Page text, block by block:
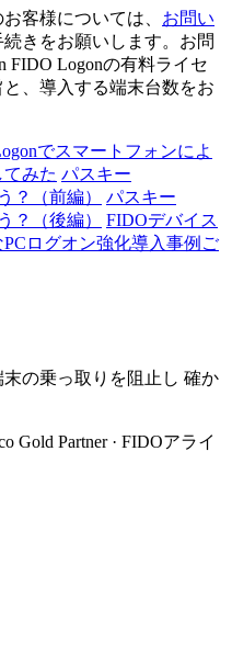
客様については、 お問い
続きをお願いします。​お問
FIDO Logonの有料ライセ
、導入する端末台数をお
でスマートフォンによ
みた パスキー
？（前編）
パスキー
？（後編）
FIDOデバイス
ログオン強化導入事例ご
の乗っ取りを阻止し 確か
Gold Partner · FIDOアライ